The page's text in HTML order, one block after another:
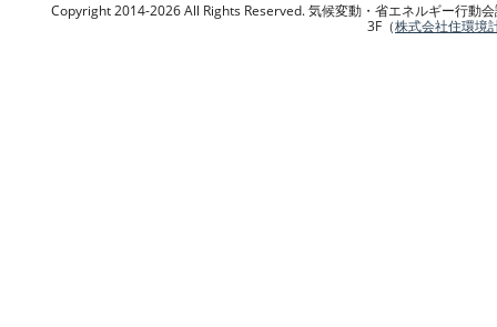
Copyright 2014-2026 All Rights Reserved. 気候変動・省エネルギー行動
3F（株式会社住環境